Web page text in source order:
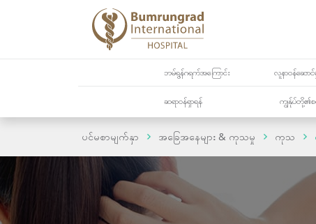
ဘမ်ရွန်ဂရက်အကြောင်း လူနာဝန်ဆောင်
ဆရာဝန်ရှာရန် ကျွန်ုပ်တို့၏စ
ပင်မစာမျက်နှာ အခြေအနေများ & ကုသမှု ကုသ